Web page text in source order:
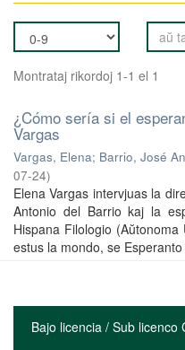
Montrataj rikordoj 1-1 el 1
¿Cómo sería si el
Vargas
Vargas, Elena; Barrio, José
07-24)
Elena Vargas intervjuas la
Antonio del Barrio kaj la
Hispana Filologio
estus la mondo, se Esperanto
Bajo licencia / Sub licenco